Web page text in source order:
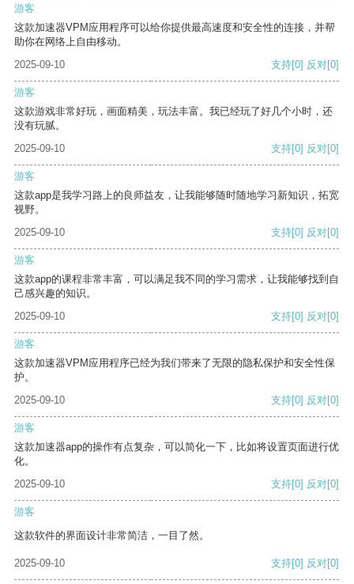
游客
这款加速器VPM应用程序可以给你提供最高速度和安全性的连接，并帮
助你在网络上自由移动。
2025-09-10
支持[0] 反对[0]
游客
这款游戏非常好玩，画面精美，玩法丰富。我已经玩了好几个小时，还
没有玩腻。
2025-09-10
支持[0] 反对[0]
游客
这款app是我学习路上的良师益友，让我能够随时随地学习新知识，拓宽
视野。
2025-09-10
支持[0] 反对[0]
游客
这款app的课程非常丰富，可以满足我不同的学习需求，让我能够找到自
己感兴趣的知识。
2025-09-10
支持[0] 反对[0]
游客
这款加速器VPM应用程序已经为我们带来了无限的隐私保护和安全性保
护。
2025-09-10
支持[0] 反对[0]
游客
这款加速器app的操作有点复杂，可以简化一下，比如将设置页面进行优
化。
2025-09-10
支持[0] 反对[0]
游客
这款软件的界面设计非常简洁，一目了然。
2025-09-10 支持[0] 反对[0]